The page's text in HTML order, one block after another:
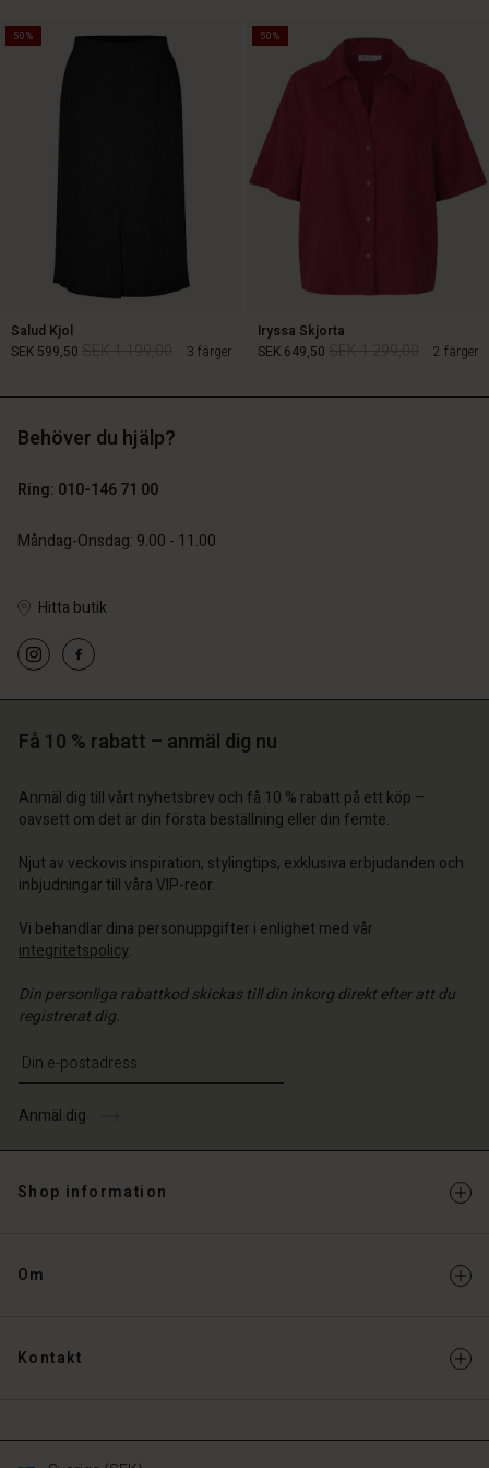
butik
| Välj land
butik
| Välj land
butik
| Välj land
butik
| Välj land
| Välj land
| Välj land
SEK 899,00 SEK 699,50 SEK 1.399,00
50%
Salud Kjol
3 färger
SEK 599,50
SEK 599,50 SEK 1.199,00
50%
Iryssa Skjorta
2 färger
SEK 649,50
Behöver du hjälp?
Ring: 010-146 71 00
Måndag-Onsdag: 9.00 - 11.00
Hitta butik
Få 10 % rabatt – anmäl dig nu
Anmäl dig till vårt nyhetsbrev och få 10 % rabatt på ett köp –
oavsett om det är din första beställning eller din femte.
Njut av veckovis inspiration, stylingtips, exklusiva erbjudanden och
inbjudningar till våra VIP-reor.
Vi behandlar dina personuppgifter i enlighet med vår
integritetspolicy.
Din personliga rabattkod skickas till din inkorg direkt efter att du
registrerat dig.
Ange din e-postadress
Anmäl dig
Shop information
Om
Kontakt